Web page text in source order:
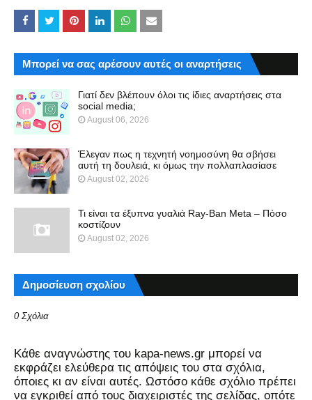
Μπορεί να σας αρέσουν αυτές οι αναρτήσεις
Γιατί δεν βλέπουν όλοι τις ίδιες αναρτήσεις στα
social media;
August 06, 2026
Έλεγαν πως η τεχνητή νοημοσύνη θα σβήσει
αυτή τη δουλειά, κι όμως την πολλαπλασίασε
August 02, 2026
Τι είναι τα έξυπνα γυαλιά Ray-Ban Meta – Πόσο
κοστίζουν
August 02, 2026
Δημοσίευση σχολίου
0 Σχόλια
Kάθε αναγνώστης του kapa-news.gr μπορεί να
εκφράζει ελεύθερα τις απόψεις του στα σχόλια,
όποιες κι αν είναι αυτές. Ωστόσο κάθε σχόλιο πρέπει
να εγκριθεί από τους διαχειριστές της σελίδας, οπότε